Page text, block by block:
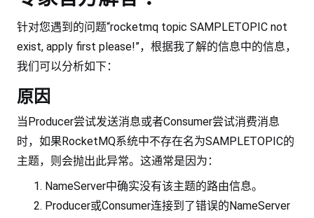
针对您遇到的问题“rocketmq topic SAMPLETOPIC not
exist, apply first please!”，根据我了解的信息中的信息，
我们可以分析如下：
原因
当Producer尝试发送消息或者Consumer尝试消费消息
时，如果RocketMQ系统中不存在名为SAMPLETOPIC的
主题，则会抛出此异常。这通常是因为：
NameServer中确实没有该主题的路由信息。
Producer或Consumer连接到了错误的NameServer